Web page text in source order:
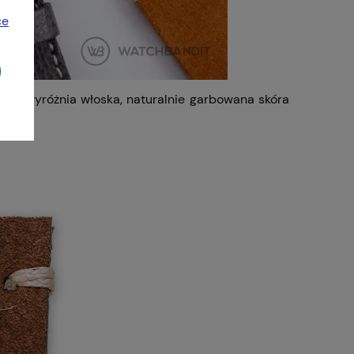
wyróżnia włoska, naturalnie garbowana skóra